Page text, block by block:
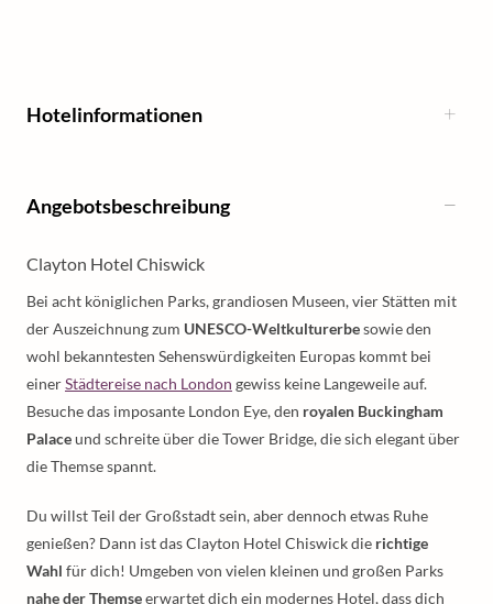
Hotelinformationen
Angebotsbeschreibung
Clayton Hotel Chiswick
Bei acht königlichen Parks, grandiosen Museen, vier Stätten mit
der Auszeichnung zum UNESCO-Weltkulturerbesowie den
wohl bekanntesten Sehenswürdigkeiten Europas kommt bei
einerStädtereise nach London gewiss keine Langeweile auf.
Besuche das imposante London Eye, den royalen Buckingham
Palaceund schreite über die Tower Bridge, die sich elegant über
die Themse spannt.
Du willst Teil der Großstadt sein, aber dennoch etwas Ruhe
genießen? Dann ist das Clayton Hotel Chiswick die richtige
Wahl für dich! Umgeben von vielen kleinen und großen Parks
nahe der Themseerwartet dich ein modernes Hotel, dass dich